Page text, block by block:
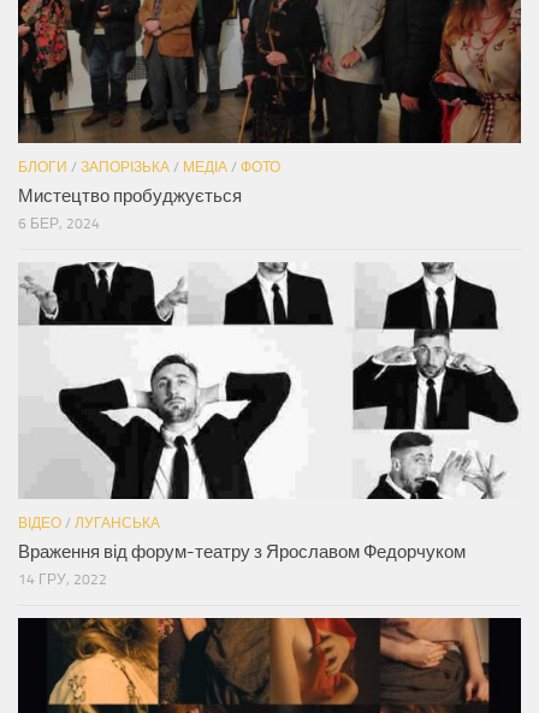
БЛОГИ / ЗАПОРІЗЬКА / МЕДІА / ФОТО
Мистецтво пробуджується
6 БЕР, 2024
ВІДЕО / ЛУГАНСЬКА
Враження від форум-театру з Ярославом Федорчуком
14 ГРУ, 2022